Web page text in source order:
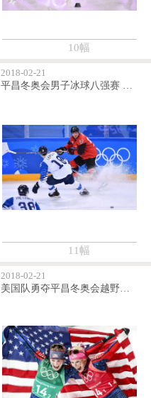
10幅
2018-02-21
平昌冬奥会男子冰球八强赛 加拿大队1比0胜芬兰队进四强
11幅
2018-02-21
美国队勇夺平昌冬奥会越野滑雪女团短距离自由技术金牌